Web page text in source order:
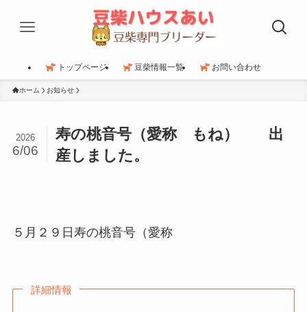
トップページ 豆柴情報一覧 お問い合わせ
ホーム お知らせ
寿の桃音号（愛称 もね） 出
産しました。
2026
6/06
５月２９日寿の桃音号（愛称
詳細情報